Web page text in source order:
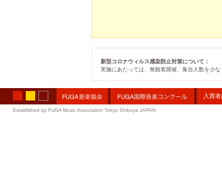
Established by FUGA Music Association Tokyo Shibuya JAPAN
入賞
新型コロナウィルス感染防止対策について：
実施にあたっては、無観客開催、集合人数を少